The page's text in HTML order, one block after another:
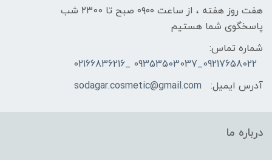
هفت روز هفته ، از ساعت ۰۹۰۰ صبح تا ۲۳00 شب
پاسخگوی شما هستیم
شماره تماس:
09217658022_09353503037 _02166836216
آدرس ایمیل:
sodagar.cosmetic@gmail.com
درباره ما